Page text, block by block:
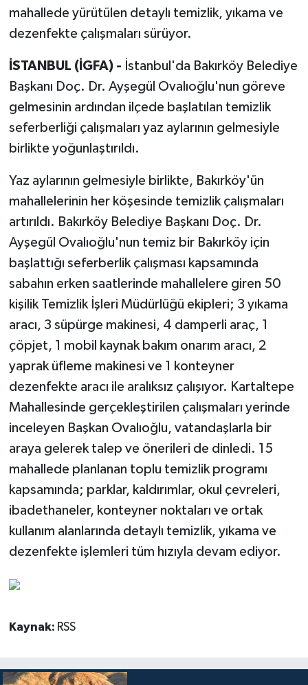
mahallede yürütülen detaylı temizlik, yıkama ve
dezenfekte çalışmaları sürüyor.
İSTANBUL (İGFA) - İstanbul'da Bakırköy Belediye
Başkanı Doç. Dr. Ayşegül Ovalıoğlu'nun göreve
gelmesinin ardından ilçede başlatılan temizlik
seferberliği çalışmaları yaz aylarının gelmesiyle
birlikte yoğunlaştırıldı.
Yaz aylarının gelmesiyle birlikte, Bakırköy'ün
mahallelerinin her köşesinde temizlik çalışmaları
artırıldı. Bakırköy Belediye Başkanı Doç. Dr.
Ayşegül Ovalıoğlu'nun temiz bir Bakırköy için
başlattığı seferberlik çalışması kapsamında
sabahın erken saatlerinde mahallelere giren 50
kişilik Temizlik İşleri Müdürlüğü ekipleri; 3 yıkama
aracı, 3 süpürge makinesi, 4 damperli araç, 1
çöpjet, 1 mobil kaynak bakım onarım aracı, 2
yaprak üfleme makinesi ve 1 konteyner
dezenfekte aracı ile aralıksız çalışıyor. Kartaltepe
Mahallesinde gerçekleştirilen çalışmaları yerinde
inceleyen Başkan Ovalıoğlu, vatandaşlarla bir
araya gelerek talep ve önerileri de dinledi. 15
mahallede planlanan toplu temizlik programı
kapsamında; parklar, kaldırımlar, okul çevreleri,
ibadethaneler, konteyner noktaları ve ortak
kullanım alanlarında detaylı temizlik, yıkama ve
dezenfekte işlemleri tüm hızıyla devam ediyor.
Kaynak: RSS